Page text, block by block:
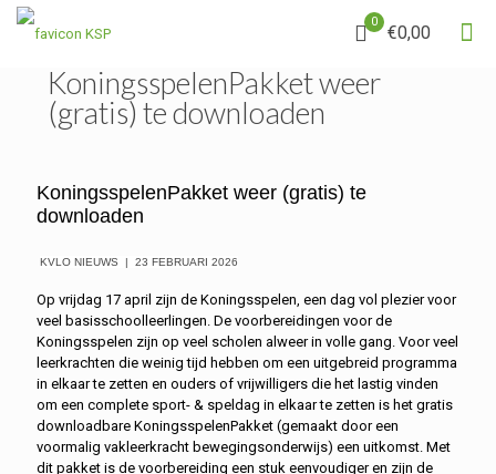
0
€0,00
KoningsspelenPakket weer
(gratis) te downloaden
KoningsspelenPakket weer (gratis) te
downloaden
KVLO NIEUWS | 23 FEBRUARI 2026
Op vrijdag 17 april zijn de Koningsspelen, een dag vol plezier voor
veel basisschoolleerlingen. De voorbereidingen voor de
Koningsspelen zijn op veel scholen alweer in volle gang. Voor veel
leerkrachten die weinig tijd hebben om een uitgebreid programma
in elkaar te zetten en ouders of vrijwilligers die het lastig vinden
om een complete sport- & speldag in elkaar te zetten is het gratis
downloadbare KoningsspelenPakket (gemaakt door een
voormalig vakleerkracht bewegingsonderwijs) een uitkomst. Met
dit pakket is de voorbereiding een stuk eenvoudiger en zijn de